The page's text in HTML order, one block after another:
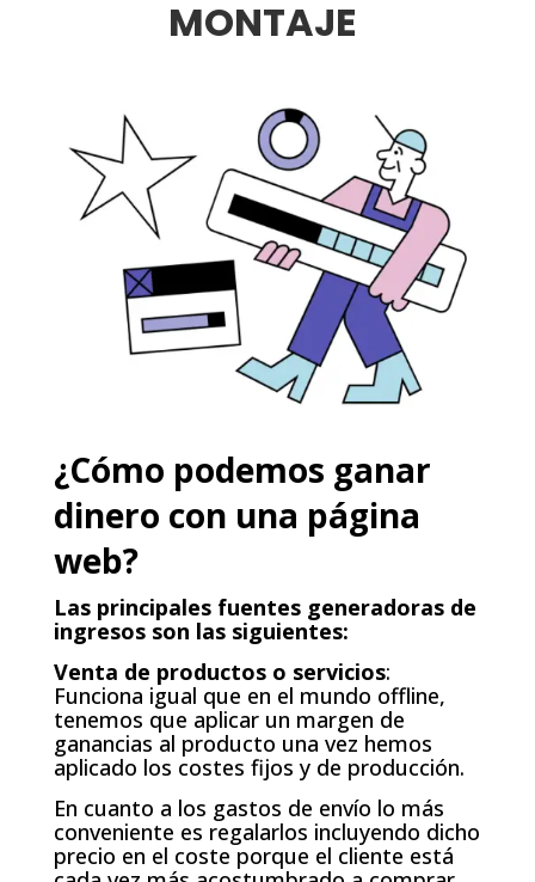
MONTAJE
¿Cómo podemos ganar
dinero con una página
web?
Las principales fuentes generadoras de
ingresos son las siguientes:
Venta de productos o servicios:
Funciona igual que en el mundo offline,
tenemos que aplicar un margen de
ganancias al producto una vez hemos
aplicado los costes fijos y de producción.
En cuanto a los gastos de envío lo más
conveniente es regalarlos incluyendo dicho
precio en el coste porque el cliente está